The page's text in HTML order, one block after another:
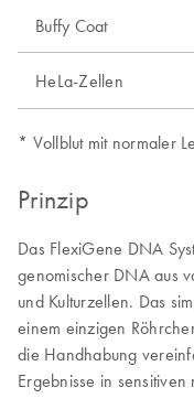
Buffy Coat
HeLa-Zellen
* Vollblut mit normaler
Prinzip
Das FlexiGene DNA
genomischer DNA aus
und Kulturzellen. Das
einem einzigen
die Handhabung
Ergebnisse in